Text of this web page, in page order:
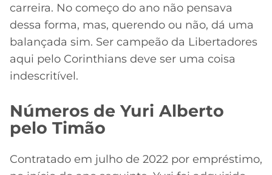
carreira. No começo do ano não pensava
dessa forma, mas, querendo ou não, dá uma
balançada sim. Ser campeão da Libertadores
aqui pelo Corinthians deve ser uma coisa
indescritível.
Números de Yuri Alberto
pelo Timão
Contratado em julho de 2022 por empréstimo,